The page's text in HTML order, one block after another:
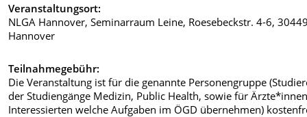
Veranstaltungsort:
NLGA Hannover, Seminarraum Leine, Roesebeckstr. 4-6,
Hannover
Teilnahmegebühr:
Die Veranstaltung ist für die genannte Personengruppe
der Studiengänge Medizin, Public Health, sowie für
Interessierten welche Aufgaben im ÖGD übernehmen)